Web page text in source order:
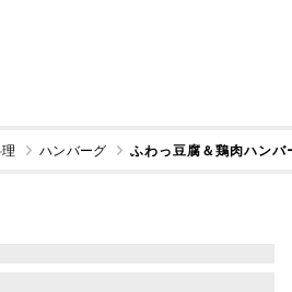
ハンバーグ ふわっ豆腐＆鶏肉ハンバ